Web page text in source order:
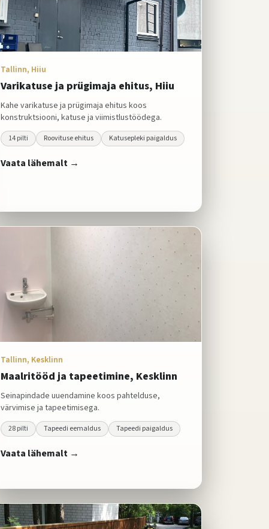
Tallinn, Hiiu
Varikatuse ja prügimaja ehitus, Hiiu
Kahe varikatuse ja prügimaja ehitus koos
konstruktsiooni, katuse ja viimistlustöödega.
14pilti Roovituse ehitus Katusepleki paigaldus
Vaata lähemalt →
Tallinn, Kesklinn
Maalritööd ja tapeetimine, Kesklinn
Seinapindade uuendamine koos pahtelduse,
värvimise ja tapeetimisega.
28pilti Tapeedi eemaldus Tapeedi paigaldus
Vaata lähemalt →